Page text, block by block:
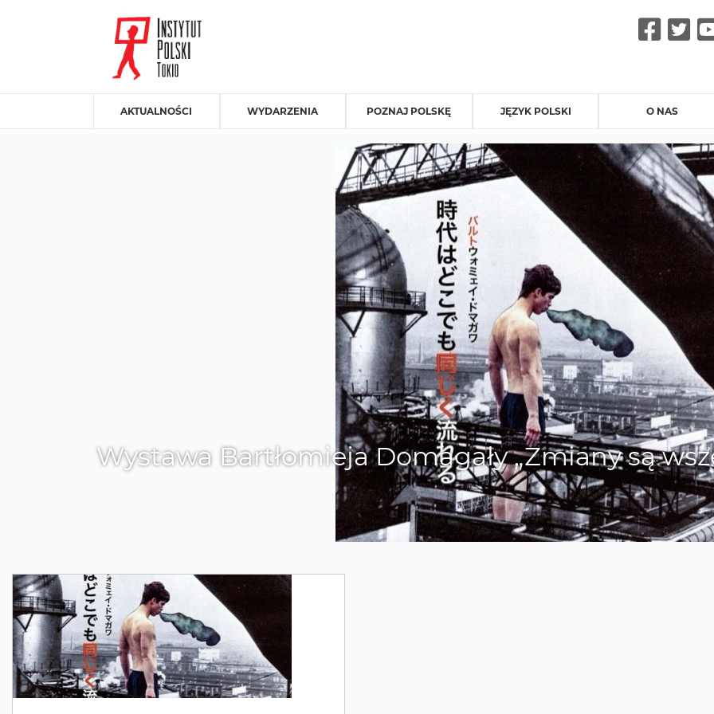
AKTUALNOŚCI WYDARZENIA POZNAJ POLSKĘ JĘZYK POLSKI O NAS
Wystawa Bartłomieja Domagały „Zmiany są